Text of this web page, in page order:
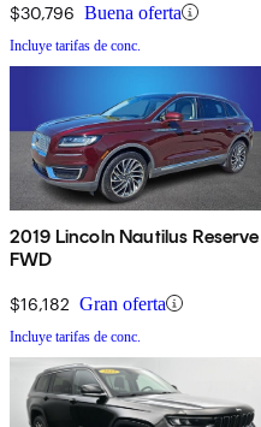
$30,796 Buena oferta
Incluye tarifas de conc.
2019 Lincoln Nautilus Reserve
FWD
$16,182 Gran oferta
Incluye tarifas de conc.